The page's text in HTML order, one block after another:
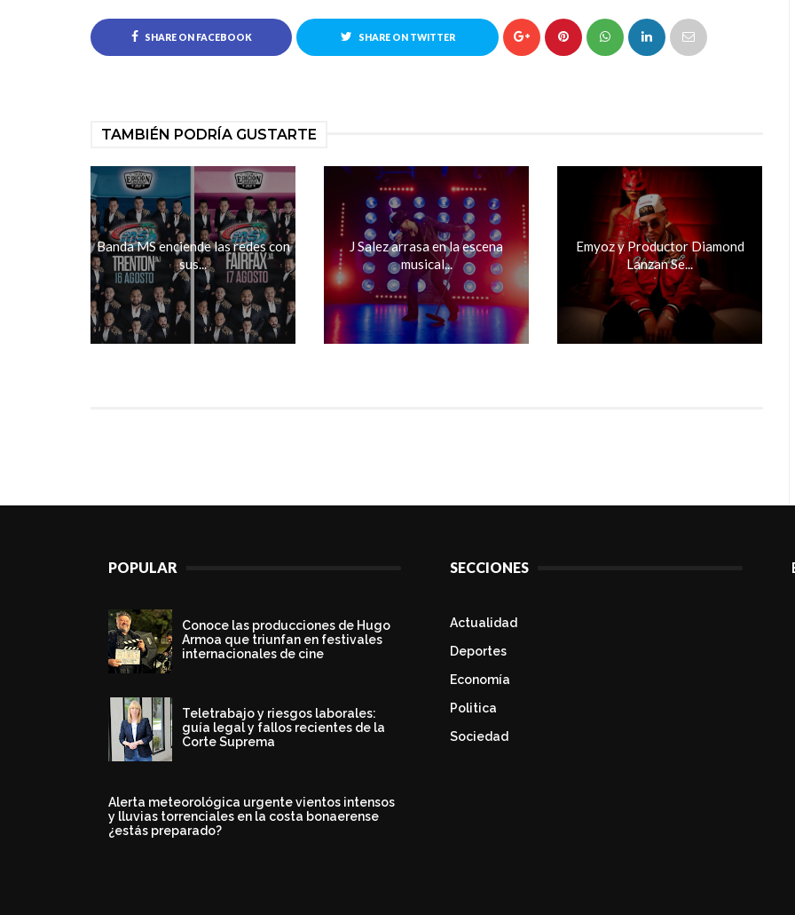
SHARE ON FACEBOOK SHARE ON TWITTER
TAMBIÉN PODRÍA GUSTARTE
Banda MS enciende las redes con
sus...
J Salez arrasa en la escena
musical...
Emyoz y Productor Diamond
Lanzan Se...
POPULAR
Conoce las producciones de Hugo
Armoa que triunfan en festivales
internacionales de cine
Teletrabajo y riesgos laborales:
guía legal y fallos recientes de la
Corte Suprema
Alerta meteorológica urgente vientos intensos
y lluvias torrenciales en la costa bonaerense
¿estás preparado?
SECCIONES
Actualidad
Deportes
Economía
Politica
Sociedad